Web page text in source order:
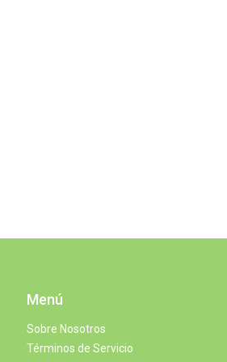
Menú
Sobre Nosotros
Términos de Servicio